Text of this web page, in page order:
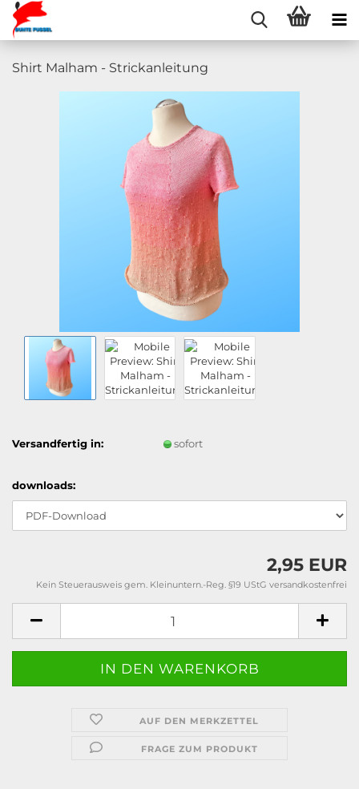
Shirt Malham - Strickanleitung
Versandfertig in: sofort
downloads:
2,95 EUR
Kein Steuerausweis gem. Kleinuntern.-Reg. §19 UStG versandkostenfrei
AUF DEN MERKZETTEL
FRAGE ZUM PRODUKT